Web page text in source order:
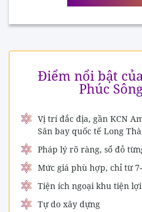
Điểm nổi bật
Phúc
Vị trí đắc địa, gần KCN
Sân bay quốc tế Long
Pháp lý rõ ràng, sổ đỏ
Mức giá phù hợp, chỉ từ
Tiện ích ngoại khu tiện lợi
Tự do xây dựng